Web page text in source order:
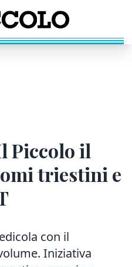
Piccolo il
triestini e
con il
Iniziativa